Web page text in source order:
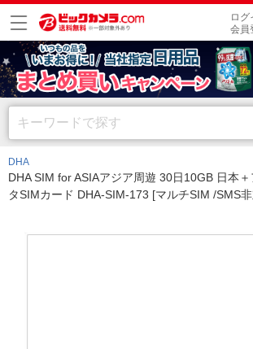
ログ
会員
DHA
DHA SIM for ASIAアジア周遊 30日10GB 日本
タSIMカード DHA-SIM-173 [マルチSIM /SMS